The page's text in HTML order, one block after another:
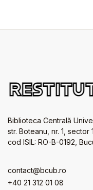
Biblioteca Centrală
str. Boteanu, nr. 1, sector
cod ISIL: RO-B-0192,
contact@bcub.ro
+40 21 312 01 08